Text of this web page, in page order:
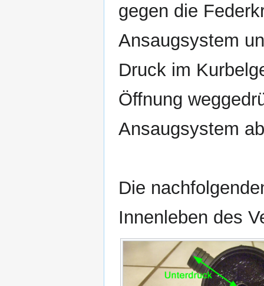
gegen die
Ansaugsystem
Druck im
Öffnung
Ansaugsystem
Die
Innenleben des